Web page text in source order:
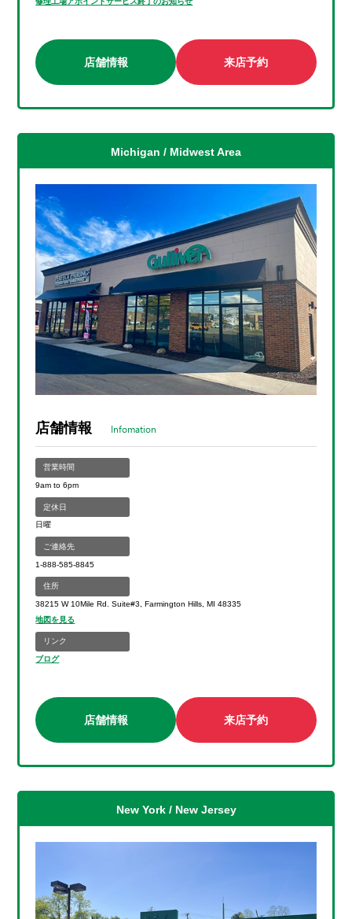
店舗情報 来店予約
Michigan / Midwest Area
店舗情報 Infomation
営業時間
9am to 6pm
定休日
日曜
ご連絡先
1-888-585-8845
住所
38215 W 10Mile Rd. Suite#3, Farmington Hills, MI 48335
地図を見る
リンク
ブログ
店舗情報 来店予約
New York / New Jersey